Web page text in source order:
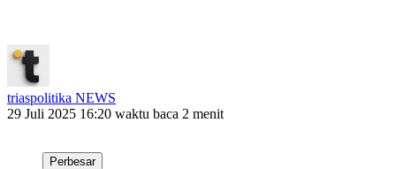
triaspolitika NEWS
29 Juli 2025 16:20 waktu baca 2 menit
Perbesar